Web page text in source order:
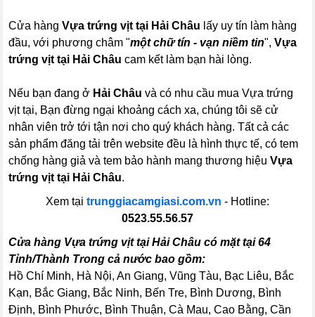
Cửa hàngVựa trứng vịt tại Hải Châu lấy uy tín làm hàng
đầu, với phương châm "một chữ tín - vạn niềm tin",Vựa
trứng vịt tại Hải Châu cam kết làm bạn hài lòng.
Nếu bạn đang ở Hải Châu và có nhu cầu mua Vựa trứng
vịt tại, Bạn đừng ngại khoảng cách xa, chúng tôi sẽ cử
nhân viên trở tới tận nơi cho quý khách hàng. Tất cả các
sản phẩm đăng tải trên website đều là hình thực tế, có tem
chống hàng giả và tem bảo hành mang thương hiệuVựa
trứng vịt tại Hải Châu.
Xem tại trunggiacamgiasi.com.vn - Hotline:
0523.55.56.57
Cửa hàng Vựa trứng vịt tại Hải Châu có mặt tại 64
Tỉnh/Thành Trong cả nước bao gồm:
Hồ Chí Minh, Hà Nội, An Giang, Vũng Tàu, Bạc Liêu, Bắc
Kạn, Bắc Giang, Bắc Ninh, Bến Tre, Bình Dương, Bình
Định, Bình Phước, Bình Thuận, Cà Mau, Cao Bằng, Cần